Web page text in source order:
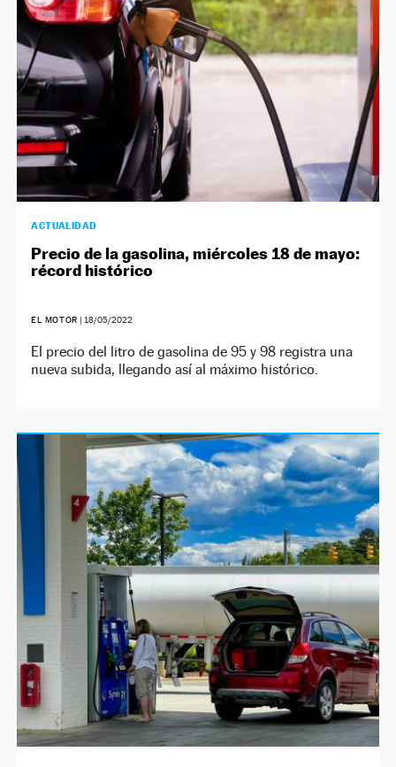
ACTUALIDAD
Precio de la gasolina, miércoles 18 de mayo:
récord histórico
EL MOTOR | 18/05/2022
El precio del litro de gasolina de 95 y 98 registra una
nueva subida, llegando así al máximo histórico.